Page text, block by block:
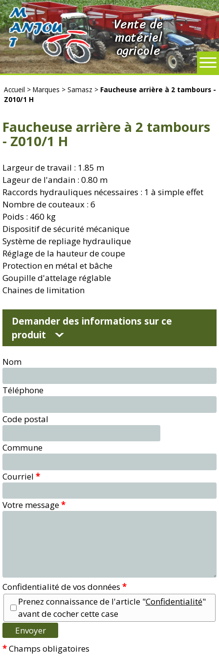
Vente de
matériel
agricole
Accueil >Marques >Samasz > Faucheuse arrière à 2 tambours -
Z010/1 H
Faucheuse arrière à 2 tambours
- Z010/1 H
Largeur de travail : 1.85 m
Lageur de l'andain : 0.80 m
Raccords hydrauliques nécessaires : 1 à simple effet
Nombre de couteaux : 6
Poids : 460 kg
Dispositif de sécurité mécanique
Système de repliage hydraulique
Réglage de la hauteur de coupe
Protection en métal et bâche
Goupille d'attelage réglable
Chaines de limitation
Demander des informations sur ce
produit
Nom
Téléphone
Code postal
Commune
Courriel *
Votre message*
Confidentialité de vos données *
Prenez connaissance de l'article "Confidentialité"
avant de cocher cette case
*Champs obligatoires